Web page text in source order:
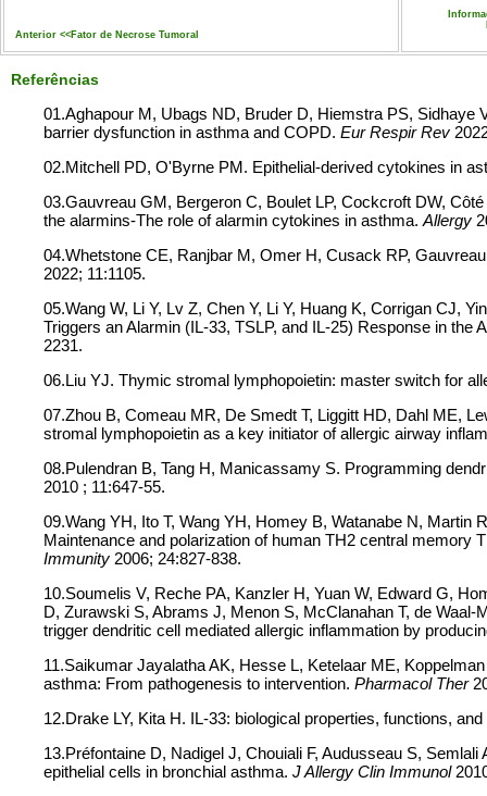
Anterior << Fator de Necrose Tumoral
Referências
01.Aghapour M, Ubags ND, Bruder D, Hiemstra PS, Sidhaye
barrier dysfunction in asthma and COPD. Eur Respir Rev
02.Mitchell PD, O'Byrne PM. Epithelial-derived cytokines in
03.Gauvreau GM, Bergeron C, Boulet LP, Cockcroft DW,
the alarmins-The role of alarmin cytokines in asthma. Allergy
04.Whetstone CE, Ranjbar M, Omer H, Cusack RP,
2022; 11:1105.
05.Wang W, Li Y, Lv Z, Chen Y, Li Y, Huang K, Corrigan CJ,
Triggers an Alarmin (IL-33, TSLP, and IL-25) Response in
2231.
06.Liu YJ. Thymic stromal lymphopoietin: master switch for
07.Zhou B, Comeau MR, De Smedt T, Liggitt HD, Dahl ME,
stromal lymphopoietin as a key initiator of allergic airway
08.Pulendran B, Tang H, Manicassamy S. Programming
2010 ; 11:647-55.
09.Wang YH, Ito T, Wang YH, Homey B, Watanabe N,
Maintenance and polarization of human TH2 central
Immunity 2006; 24:827-838.
10.Soumelis V, Reche PA, Kanzler H, Yuan W, Edward G,
D, Zurawski S, Abrams J, Menon S, McClanahan T, de
trigger dendritic cell mediated allergic inflammation by
11.Saikumar Jayalatha AK, Hesse L, Ketelaar ME,
asthma: From pathogenesis to intervention. Pharmacol Ther
12.Drake LY, Kita H. IL-33: biological properties, functions,
13.Préfontaine D, Nadigel J, Chouiali F, Audusseau S,
epithelial cells in bronchial asthma. J Allergy Clin Immunol